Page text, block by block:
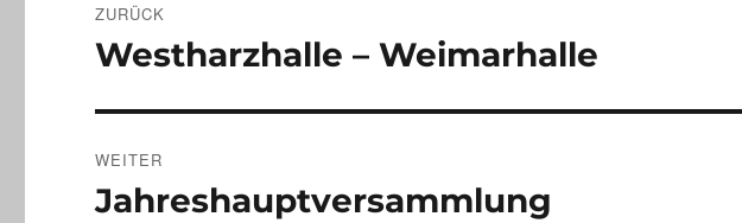
ZURÜCK
Vorheriger
Westharzhalle – Weimarhalle
WEITER
Nächster
Jahreshauptversammlung